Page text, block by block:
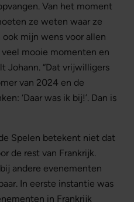
Van het moment
ze weten waar ze
ook mijn wens voor allen
mooie momenten en
Johann. “Dat vrijwilligers
van 2024 en de
‘Daar was ik bij!’. Dan is
Spelen betekent niet dat
de rest van Frankrijk.
andere evenementen
In eerste instantie was
in Frankrijk